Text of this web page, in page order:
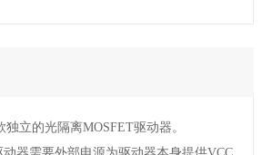
独立的光隔离MOSFET驱动器。